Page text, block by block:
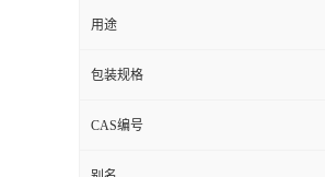
用途
包装规格
CAS编号